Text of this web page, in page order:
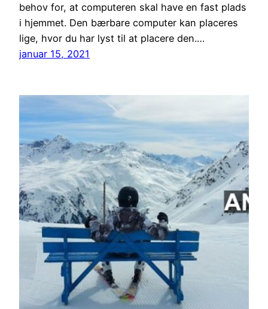
behov for, at computeren skal have en fast plads
i hjemmet. Den bærbare computer kan placeres
lige, hvor du har lyst til at placere den.…
januar 15, 2021